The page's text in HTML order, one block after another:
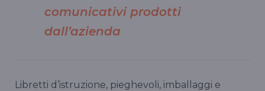
comunicativi prodotti
dall’azienda
Libretti d’istruzione, pieghevoli, imballaggi e